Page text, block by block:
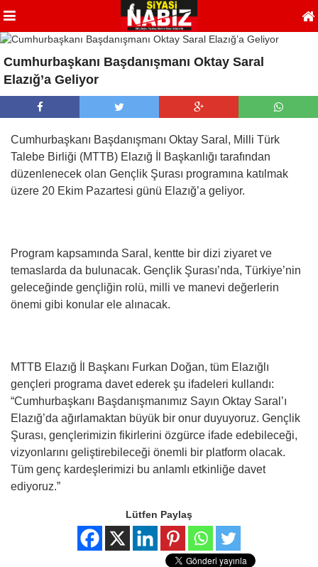
Cumhurbaşkanı Başdanışmanı Oktay Saral
Elazığ’a Geliyor
Cumhurbaşkanı Başdanışmanı Oktay Saral, Milli Türk
Talebe Birliği (MTTB) Elazığ İl Başkanlığı tarafından
düzenlenecek olan Gençlik Şurası programına katılmak
üzere 20 Ekim Pazartesi günü Elazığ’a geliyor.
Program kapsamında Saral, kentte bir dizi ziyaret ve
temaslarda da bulunacak. Gençlik Şurası’nda, Türkiye’nin
geleceğinde gençliğin rolü, milli ve manevi değerlerin
önemi gibi konular ele alınacak.
MTTB Elazığ İl Başkanı Furkan Doğan, tüm Elazığlı
gençleri programa davet ederek şu ifadeleri kullandı:
“Cumhurbaşkanı Başdanışmanımız Sayın Oktay Saral’ı
Elazığ’da ağırlamaktan büyük bir onur duyuyoruz. Gençlik
Şurası, gençlerimizin fikirlerini özgürce ifade edebileceği,
vizyonlarını geliştirebileceği önemli bir platform olacak.
Tüm genç kardeşlerimizi bu anlamlı etkinliğe davet
ediyoruz.”
Lütfen Paylaş